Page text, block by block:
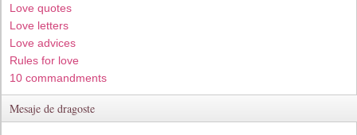
Love quotes
Love letters
Love advices
Rules for love
10 commandments
Mesaje de dragoste